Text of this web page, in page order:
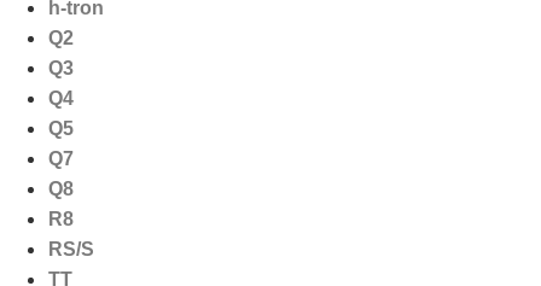
h-tron
Q2
Q3
Q4
Q5
Q7
Q8
R8
RS/S
TT